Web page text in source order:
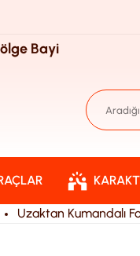
Bayi
Uzaktan Kumandalı